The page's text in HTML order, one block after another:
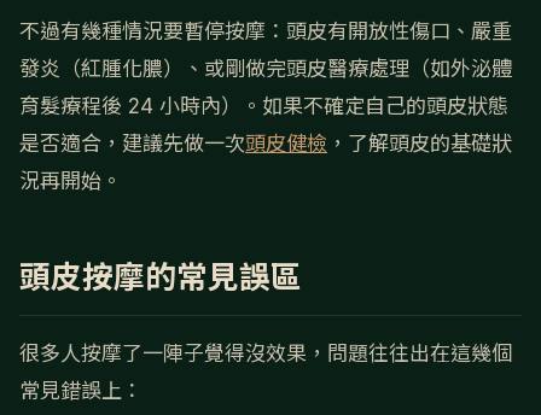
不過有幾種情況要暫停按摩：頭皮有開放性傷口、嚴重
發炎（紅腫化膿）、或剛做完頭皮醫療處理（如外泌體
育髮療程後 24 小時內）。如果不確定自己的頭皮狀態
是否適合，建議先做一次頭皮健檢 ，了解頭皮的基礎狀
況再開始。
頭皮按摩的常見誤區
很多人按摩了一陣子覺得沒效果，問題往往出在這幾個
常見錯誤上：